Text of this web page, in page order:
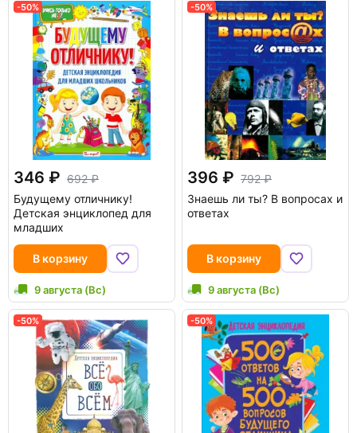
-50%
346
692
Будущему отличнику!
Детская энциклопед для
младших
В корзину
9 августа (Вс)
-50%
396
792
Знаешь ли ты? В вопросах и
ответах
В корзину
9 августа (Вс)
-50% -50%